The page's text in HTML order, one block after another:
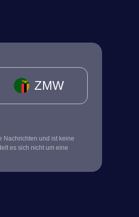
ZMW
Nachrichten und ist keine
es sich nicht um eine